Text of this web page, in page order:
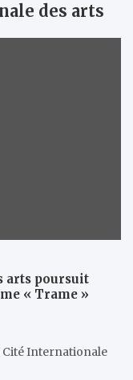
des arts
arts poursuit
« Trame »
Cité Internationale